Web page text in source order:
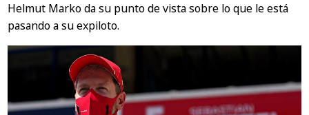
Helmut Marko da su punto de vista sobre lo que le está
pasando a su expiloto.